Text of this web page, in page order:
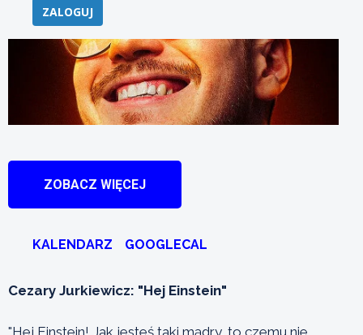
ZALOGUJ
ZOBACZ WIĘCEJ
KALENDARZ GOOGLECAL
Cezary Jurkiewicz: "Hej Einstein"
"Hej Einstein! Jak jesteś taki mądry, to czemu nie